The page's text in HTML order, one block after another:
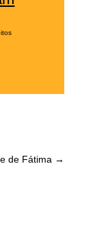
de Fátima →